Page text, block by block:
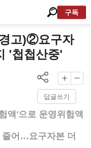
구독
고)②요구자
'첩첩산중'
답글쓰기
액'으로 운영위험액
어…요구자본 더